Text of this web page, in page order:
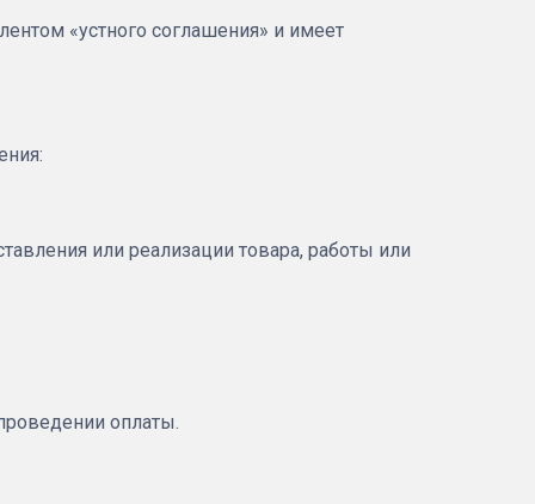
«устного соглашения» и имеет
или реализации товара, работы или
оплаты.